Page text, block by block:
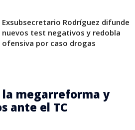
Exsubsecretario Rodríguez difunde
nuevos test negativos y redobla
ofensiva por caso drogas
la megarreforma y
ante el TC